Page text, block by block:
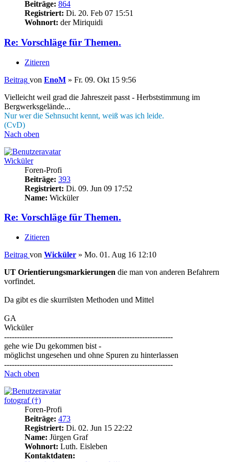
Beiträge: 864
Registriert: Di. 20. Feb 07 15:51
Wohnort: der Miriquidi
Re: Vorschläge für Themen.
Zitieren
Beitrag von EnoM » Fr. 09. Okt 15 9:56
Vielleicht weil grad die Jahreszeit passt - Herbststimmung im
Bergwerksgelände...
Nur wer die Sehnsucht kennt, weiß was ich leide.
(CvD)
Nach oben
Wicküler
Foren-Profi
Beiträge: 393
Registriert: Di. 09. Jun 09 17:52
Name: Wicküler
Re: Vorschläge für Themen.
Zitieren
Beitrag von Wicküler » Mo. 01. Aug 16 12:10
UT Orientierungsmarkierungen die man von anderen Befahrern
vorfindet.
Da gibt es die skurrilsten Methoden und Mittel
GA
Wicküler
------------------------------------------------------------------
gehe wie Du gekommen bist -
möglichst ungesehen und ohne Spuren zu hinterlassen
------------------------------------------------------------------
Nach oben
fotograf (†)
Foren-Profi
Beiträge: 473
Registriert: Di. 02. Jun 15 22:22
Name: Jürgen Graf
Wohnort: Luth. Eisleben
Kontaktdaten: